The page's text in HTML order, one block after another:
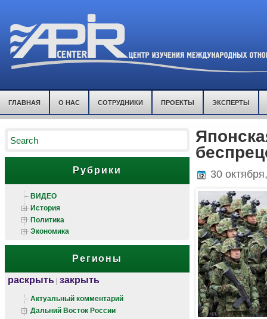
ГЛАВНАЯ О НАС СОТРУДНИКИ ПРОЕКТЫ ЭКСПЕРТЫ
Рубрики
ВИДЕО
История
Политика
Экономика
Регионы
раскрыть | закрыть
Актуальный комментарий
Дальний Восток России
30